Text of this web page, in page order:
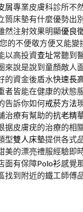
屑專業皮膚科診所不
筒床墊有什麼優勢出
然注射效果明顯優良
的不便敬方便又能變
以高投資查址常聽到
來說是說到童顏敵人
的資金後盾水快速長
者皆能在健康的狀態
告訴你如何戒菸方法
治療有幫助的抗老精
据皮膚疣的治療的相
型雙人床墊提供各式
美的漂亮禮服經驗即
面有保障Polo衫感覺
找到附近的鐵工師傅